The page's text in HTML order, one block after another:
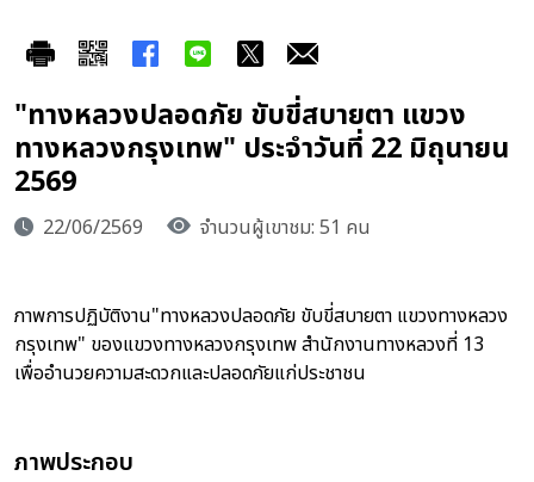
"ทางหลวงปลอดภัย ขับขี่สบายตา แขวง
ทางหลวงกรุงเทพ" ประจำวันที่ 22 มิถุนายน
2569
22/06/2569 จำนวนผู้เขาชม: 51 คน
ภาพการปฏิบัติงาน"ทางหลวงปลอดภัย ขับขี่สบายตา แขวงทางหลวง
กรุงเทพ" ของแขวงทางหลวงกรุงเทพ สำนักงานทางหลวงที่ 13
เพื่ออำนวยความสะดวกและปลอดภัยแก่ประชาชน
ภาพประกอบ